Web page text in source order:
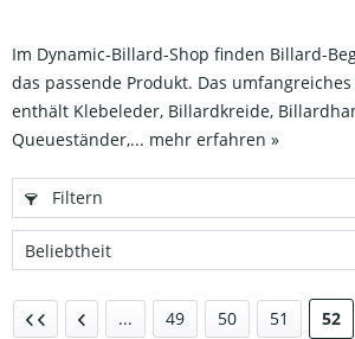
Im Dynamic-Billard-Shop finden Billard-
das passende Produkt. Das
enthält Klebeleder, Billardkreide,
Queueständer,... mehr erfahren »
Filtern
... 49 50 51 52